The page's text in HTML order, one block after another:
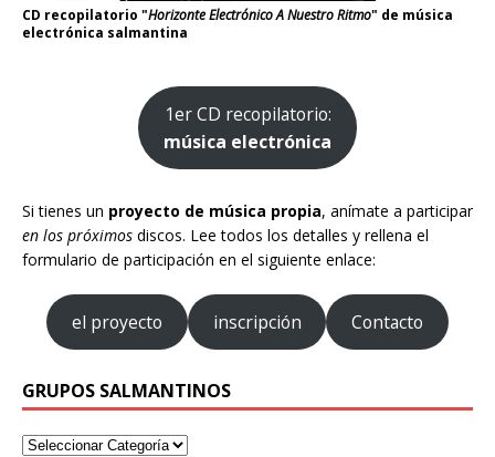
CD recopilatorio "Horizonte Electrónico A Nuestro Ritmo" de música
electrónica salmantina
1er CD recopilatorio:
música electrónica
Si tienes un proyecto de música propia, anímate a participar
en los próximos discos. Lee todos los detalles y rellena el
formulario de participación en el siguiente enlace:
el proyecto inscripción Contacto
GRUPOS SALMANTINOS